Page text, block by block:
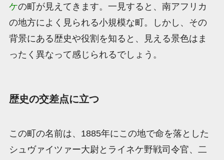
ケの町が見えてきます。一見すると、南アフリカ
の地方によく見られる小規模な町。しかし、その
背景にある歴史や役割を知ると、見える景色はま
ったく異なって感じられるでしょう。
歴史の交差点に立つ
この町の名前は、1885年にこの地で命を落とした
シュヴァイツァー大尉とライネケ野戦司令官、二